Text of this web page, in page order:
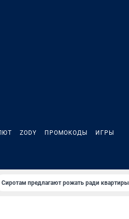
ZODY ПРОМОКОДЫ ИГРЫ
Сиротам предлагают рожать ради квартиры